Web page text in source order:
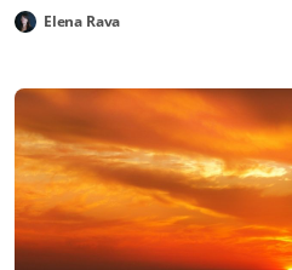
Elena Rava